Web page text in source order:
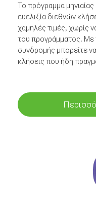
Το πρόγραμμα
ευελιξία διεθνών
χαμηλές τιμές, χωρίς
του προγράμματος. Με
συνδρομής μπορείτε
κλήσεις που ήδη